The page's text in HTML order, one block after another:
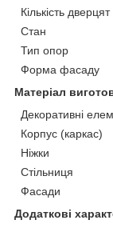
Кількість дверцят
Стан
Тип опор
Форма фасаду
Матеріал
Декоративні
Корпус (каркас)
Ніжки
Стільниця
Фасади
Додаткові